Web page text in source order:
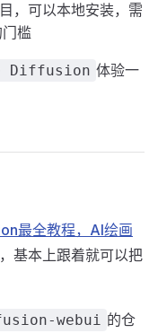
，可以本地安装，需
槛
Diffusion 体验一
最全教程，AI绘画
基本上跟着就可以把
webui 的仓